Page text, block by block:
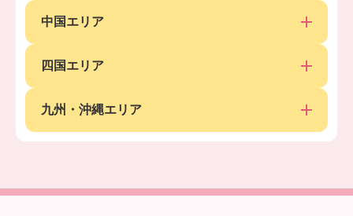
中国エリア
四国エリア
九州・沖縄エリア